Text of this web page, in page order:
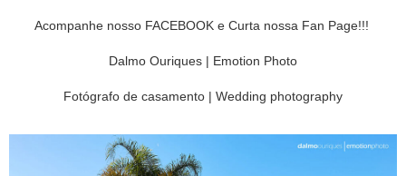
Acompanhe nosso FACEBOOKe Curta nossa Fan Page!!!
Dalmo Ouriques | Emotion Photo
Fotógrafo de casamento | Wedding photography